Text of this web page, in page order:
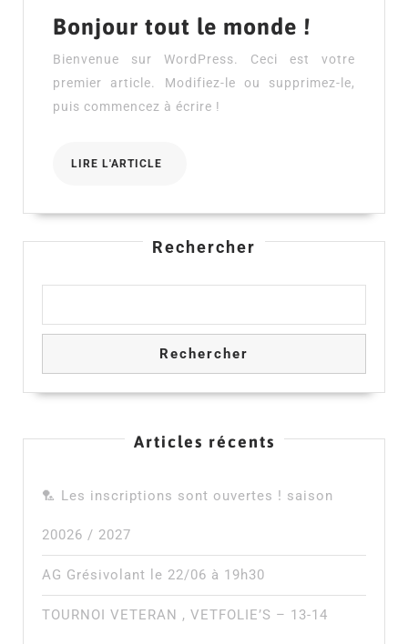
Bonjour tout le monde !
tout
le
Bienvenue sur WordPress. Ceci est votre
premier article. Modifiez-le ou supprimez-le,
puis commencez à écrire !
LIRE L'ARTICLE
Rechercher
Rechercher
Articles récents
🏸 Les inscriptions sont ouvertes ! saison
20026 / 2027
AG Grésivolant le 22/06 à 19h30
TOURNOI VETERAN , VETFOLIE’S – 13-14